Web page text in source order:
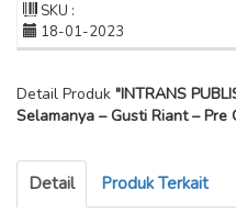
SKU :
18-01-2023
Detail Produk "INTRANS
Selamanya – Gusti Riant – Pre
Detail Produk Terkait